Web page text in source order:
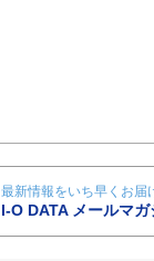
最新情報をいち早くお届
I-O DATA メールマガ